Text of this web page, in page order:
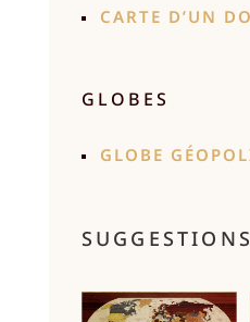
CARTE D’UN
GLOBES
GLOBE
SUGGESTIONS